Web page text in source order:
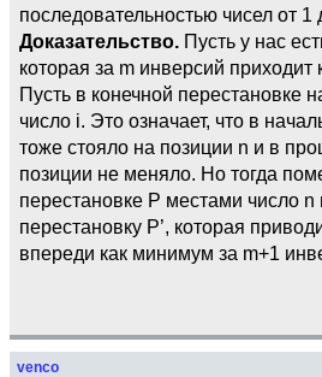
последовательностью чисел от 1
Доказательство. Пусть у нас
которая за m инверсий приходит
Пусть в конечной перестановке
число i. Это означает, что в
тоже стояло на позиции n и в
позиции не меняло. Но тогда
перестановке P местами число
перестановку P’, которая
впереди как минимум за m+1
venco